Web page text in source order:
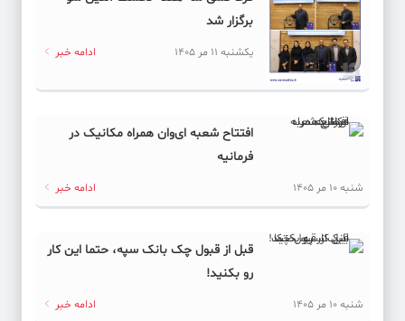
برگزار شد
یکشنبه 11 مر 1405 ادامه خبر
افتتاح شعبه ای‌وان همراه مکانیک در
فرمانیه
شنبه 10 مر 1405 ادامه خبر
قبل از قبول چک بانک سپه، حتما این کار
رو بکنید!
شنبه 10 مر 1405 ادامه خبر